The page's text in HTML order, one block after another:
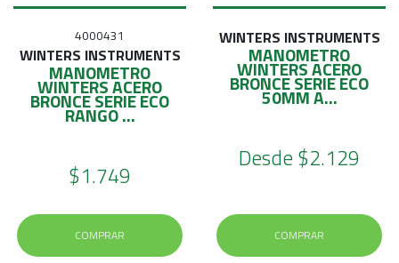
4000431
WINTERS INSTRUMENTS
MANOMETRO
WINTERS ACERO
BRONCE SERIE ECO
RANGO ...
$1.749
COMPRAR
WINTERS INSTRUMENTS
MANOMETRO
WINTERS ACERO
BRONCE SERIE ECO
50MM A...
Desde$2.129
COMPRAR